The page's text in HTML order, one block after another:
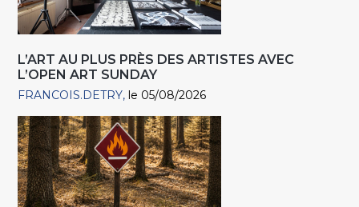
L’ART AU PLUS PRÈS DES ARTISTES AVEC
L’OPEN ART SUNDAY
FRANCOIS.DETRY le 05/08/2026